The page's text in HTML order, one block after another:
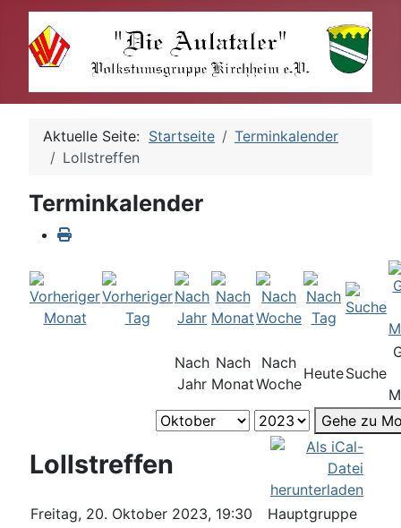
Aktuelle Seite: Startseite
Terminkalender
Lollstreffen
Terminkalender
Nach
Jahr
Nach
Monat
Nach
Woche
HeuteSuche
Gehe zu
Lollstreffen
Freitag, 20. Oktober 2023, 19:30
Hauptgruppe